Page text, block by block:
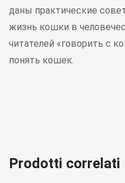
даны практические
жизнь кошки в
читателей «говорить с
понять кошек.
Prodotti correlati